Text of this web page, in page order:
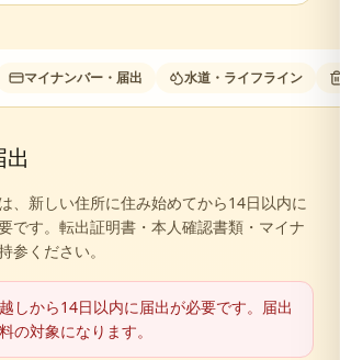
マイナンバー・届出 水道・ライフライン
出
、新しい住所に住み始めてから14日以内に
です。転出証明書・本人確認書類・マイナ
参ください。
しから14日以内に届出が必要です。届出
の対象になります。